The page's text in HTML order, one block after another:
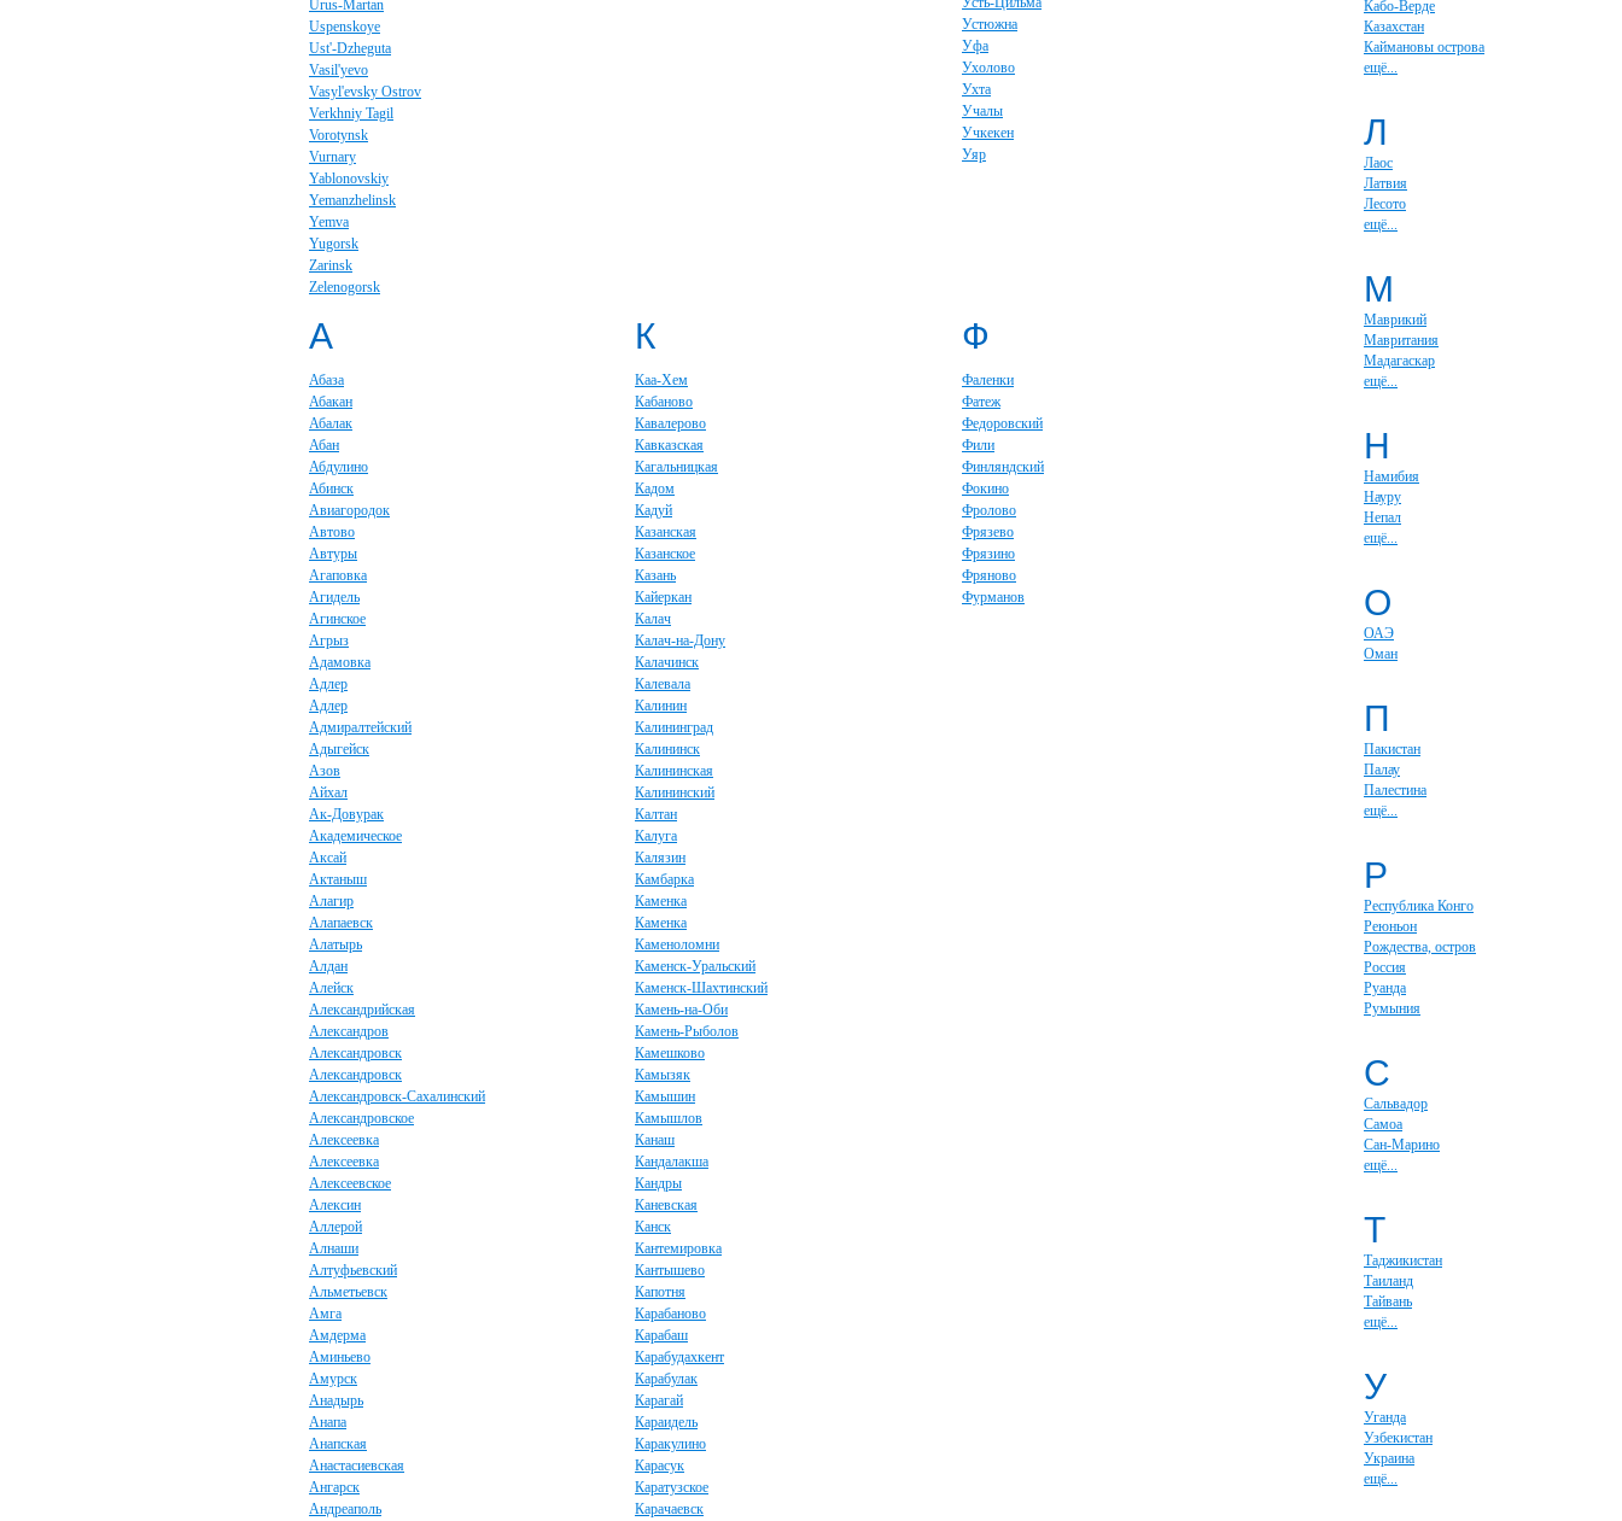
Urus-Martan
Uspenskoye
Ust'-Dzheguta
Vasil'yevo
Vasyl'evsky Ostrov
Verkhniy Tagil
Vorotynsk
Vurnary
Yablonovskiy
Yemanzhelinsk
Yemva
Yugorsk
Zarinsk
Zelenogorsk
Устюжна
Уфа
Ухолово
Ухта
Учалы
Учкекен
Уяр
А
Абаза
Абакан
Абалак
Абан
Абдулино
Абинск
Авиагородок
Автово
Автуры
Агаповка
Агидель
Агинское
Агрыз
Адамовка
Адлер
Адлер
Адмиралтейский
Адыгейск
Азов
Айхал
Ак-Довурак
Академическое
Аксай
Актаныш
Алагир
Алапаевск
Алатырь
Алдан
Алейск
Александрийская
Александров
Александровск
Александровск
Александровск-Сахалинский
Александровское
Алексеевка
Алексеевка
Алексеевское
Алексин
Аллерой
Алнаши
Алтуфьевский
Альметьевск
Амга
Амдерма
Аминьево
Амурск
Анадырь
Анапа
Анапская
Анастасиевская
Ангарск
Андреаполь
К
Каа-Хем
Кабаново
Кавалерово
Кавказская
Кагальницкая
Кадом
Кадуй
Казанская
Казанское
Казань
Кайеркан
Калач
Калач-на-Дону
Калачинск
Калевала
Калинин
Калининград
Калининск
Калининская
Калининский
Калтан
Калуга
Калязин
Камбарка
Каменка
Каменка
Каменоломни
Каменск-Уральский
Каменск-Шахтинский
Камень-на-Оби
Камень-Рыболов
Камешково
Камызяк
Камышин
Камышлов
Канаш
Кандалакша
Кандры
Каневская
Канск
Кантемировка
Кантышево
Капотня
Карабаново
Карабаш
Карабудахкент
Карабулак
Карагай
Караидель
Каракулино
Карасук
Каратузское
Карачаевск
Ф
Фаленки
Фатеж
Федоровский
Фили
Финляндский
Фокино
Фролово
Фрязево
Фрязино
Фряново
Фурманов
Кабо-Верде
Казахстан
Каймановы острова
ещё...
Л
Лаос
Латвия
Лесото
ещё...
М
Маврикий
Мавритания
Мадагаскар
ещё...
Н
Намибия
Науру
Непал
ещё...
О
ОАЭ
Оман
П
Пакистан
Палау
Палестина
ещё...
Р
Республика Конго
Реюньон
Рождества, остров
Россия
Руанда
Румыния
С
Сальвадор
Самоа
Сан-Марино
ещё...
Т
Таджикистан
Таиланд
Тайвань
ещё...
У
Уганда
Узбекистан
Украина
ещё...